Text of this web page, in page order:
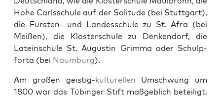
Hohe Carlss­chule auf der Soli­tude (bei Stuttgart),
die Fürsten- und Lan­dess­chule zu St. Afra (bei
Meißen), die Kloster­schule zu Denk­endorf, die
Latein­schule St. Augustin Grim­ma oder Schulp­
for­ta (bei Naum­burg).
Am großen geistig-kul­turellen Umschwung um
1800 war das Tübinger Stift maßge­blich beteiligt.